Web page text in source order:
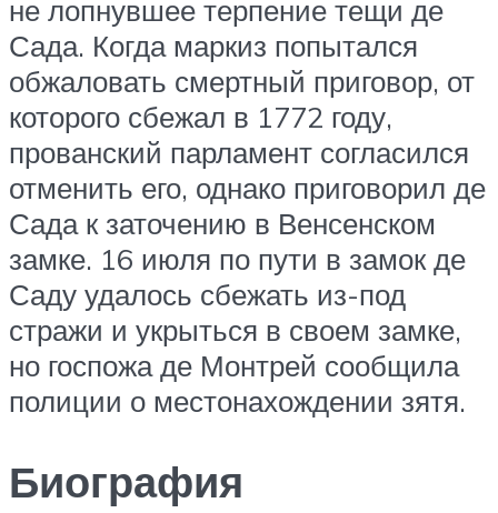
не лопнувшее терпение тещи де
Сада. Когда маркиз попытался
обжаловать смертный приговор, от
которого сбежал в 1772 году,
прованский парламент согласился
отменить его, однако приговорил де
Сада к заточению в Венсенском
замке. 16 июля по пути в замок де
Саду удалось сбежать из-под
стражи и укрыться в своем замке,
но госпожа де Монтрей сообщила
полиции о местонахождении зятя.
Биография